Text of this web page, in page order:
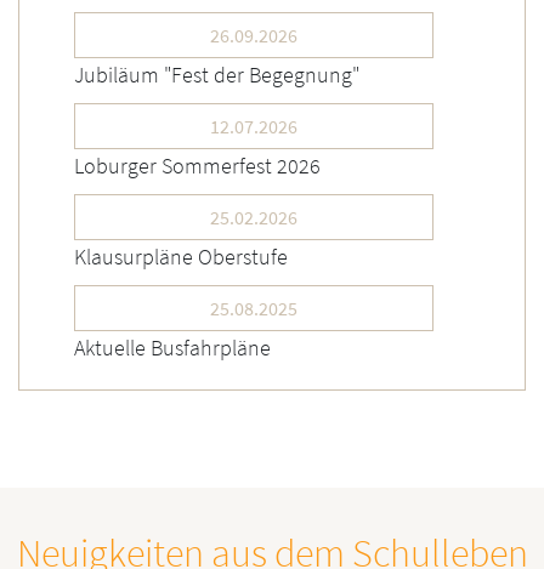
26.09.2026
Jubiläum "Fest der Begegnung"
12.07.2026
Loburger Sommerfest 2026
25.02.2026
Klausurpläne Oberstufe
25.08.2025
Aktuelle Busfahrpläne
Neuigkeiten aus dem Schulleben